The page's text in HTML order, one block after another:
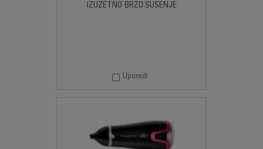
IZUZETNO BRZO SUŠENJE
Uporedi